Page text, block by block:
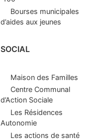
Bourses municipales
d’aides aux jeunes
SOCIAL
Maison des Familles
Centre Communal
d’Action Sociale
Les Résidences
Autonomie
Les actions de santé